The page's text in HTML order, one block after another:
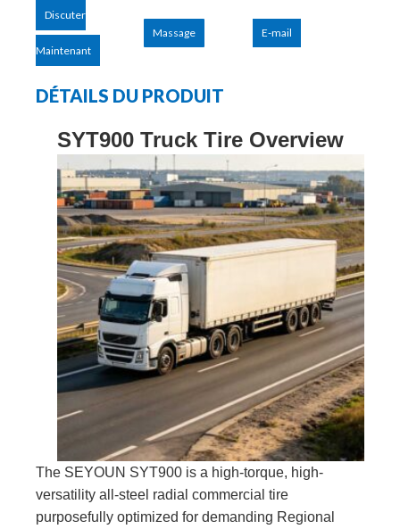
Discuter
Maintenant
Massage E-mail
DÉTAILS DU PRODUIT
SYT900 Truck Tire Overview
The SEYOUN SYT900 is a high-torque, high-
versatility all-steel radial commercial tire
purposefully optimized for demanding Regional